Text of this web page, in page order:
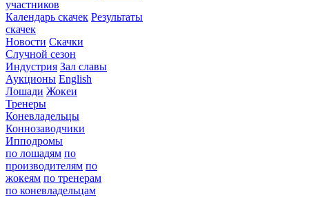
участников
Календарь скачек Результаты
скачек
Новости Скачки
Случной сезон
Индустрия Зал славы
Аукционы English
Лошади Жокеи
Тренеры
Коневладельцы
Коннозаводчики
Ипподромы
по лошадям по
производителям по
жокеям по тренерам
по коневладельцам